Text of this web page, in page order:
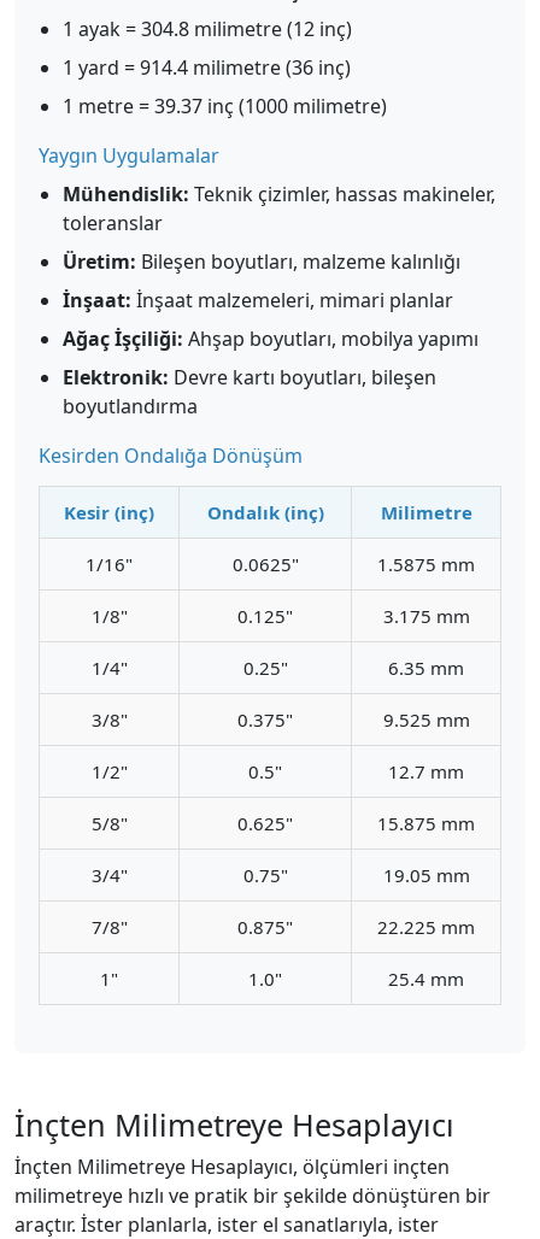
1 ayak = 304.8 milimetre (12 inç)
1 yard = 914.4 milimetre (36 inç)
1 metre = 39.37 inç (1000 milimetre)
Yaygın Uygulamalar
Mühendislik: Teknik çizimler, hassas makineler,
toleranslar
Üretim: Bileşen boyutları, malzeme kalınlığı
İnşaat: İnşaat malzemeleri, mimari planlar
Ağaç İşçiliği: Ahşap boyutları, mobilya yapımı
Elektronik: Devre kartı boyutları, bileşen
boyutlandırma
Kesirden Ondalığa Dönüşüm
Kesir (inç) Ondalık (inç) Milimetre
1/16" 0.0625" 1.5875 mm
1/8" 0.125" 3.175 mm
1/4" 0.25" 6.35 mm
3/8" 0.375" 9.525 mm
1/2" 0.5" 12.7 mm
5/8" 0.625" 15.875 mm
3/4" 0.75" 19.05 mm
7/8" 0.875" 22.225 mm
1" 1.0" 25.4 mm
İnçten Milimetreye Hesaplayıcı
İnçten Milimetreye Hesaplayıcı, ölçümleri inçten
milimetreye hızlı ve pratik bir şekilde dönüştüren bir
araçtır. İster planlarla, ister el sanatlarıyla, ister